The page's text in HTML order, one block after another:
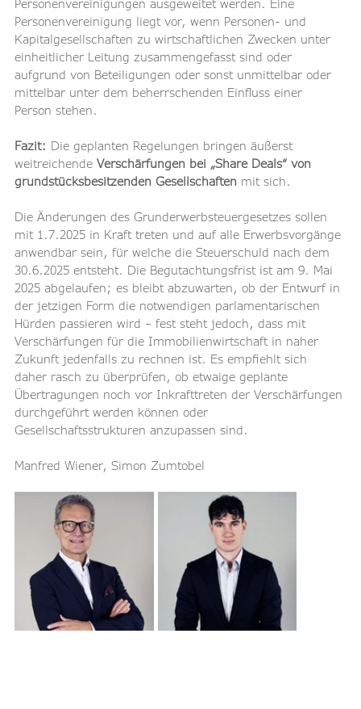
Personenvereinigung liegt vor, wenn Personen- und
Kapitalgesellschaften zu wirtschaftlichen Zwecken unter
einheitlicher Leitung zusammengefasst sind oder
aufgrund von Beteiligungen oder sonst unmittelbar oder
mittelbar unter dem beherrschenden Einfluss einer
Person stehen.
Fazit: Die geplanten Regelungen bringen äußerst
weitreichende Verschärfungen bei „Share Deals“ von
grundstücksbesitzenden Gesellschaften mit sich.
Die Änderungen des Grunderwerbsteuergesetzes sollen
mit 1.7.2025 in Kraft treten und auf alle Erwerbsvorgänge
anwendbar sein, für welche die Steuerschuld nach dem
30.6.2025 entsteht. Die Begutachtungsfrist ist am 9. Mai
2025 abgelaufen; es bleibt abzuwarten, ob der Entwurf in
der jetzigen Form die notwendigen parlamentarischen
Hürden passieren wird – fest steht jedoch, dass mit
Verschärfungen für die Immobilienwirtschaft in naher
Zukunft jedenfalls zu rechnen ist. Es empfiehlt sich
daher rasch zu überprüfen, ob etwaige geplante
Übertragungen noch vor Inkrafttreten der Verschärfungen
durchgeführt werden können oder
Gesellschaftsstrukturen anzupassen sind.
Manfred Wiener, Simon Zumtobel